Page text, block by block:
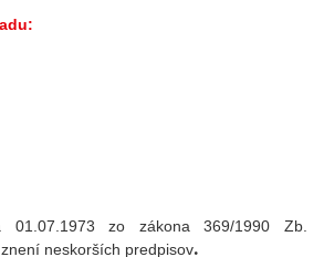
01.07.1973 zo zákona 369/1990 Zb.
neskorších predpisov.